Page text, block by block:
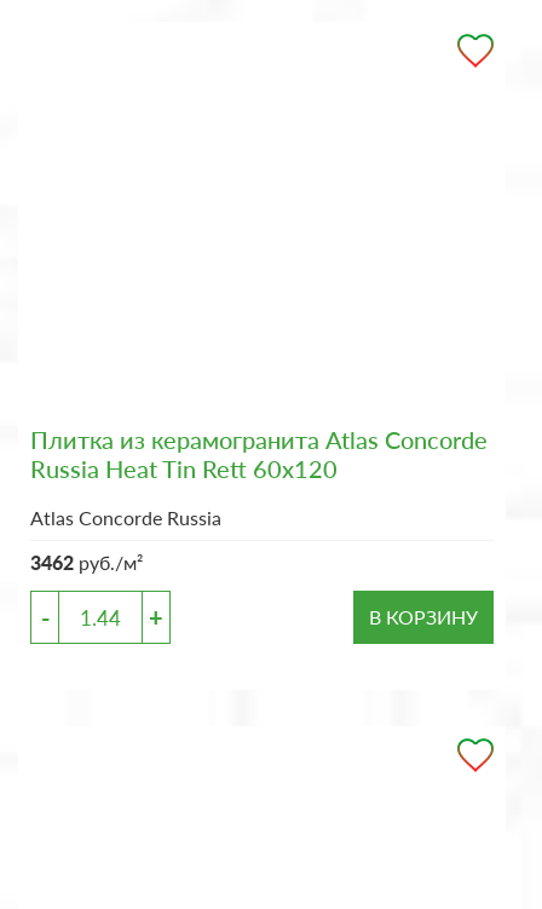
Плитка из керамогранита Atlas Concorde
Russia Heat Tin Rett 60x120
Atlas Concorde Russia
3462 руб./м²
- + В КОРЗИНУ